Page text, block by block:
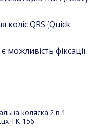
коліс QRS (Quick
можливість фіксації.
коляска 2 в 1
TK-156